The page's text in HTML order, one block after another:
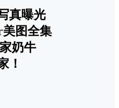
真曝光
美图全集
奶牛
！